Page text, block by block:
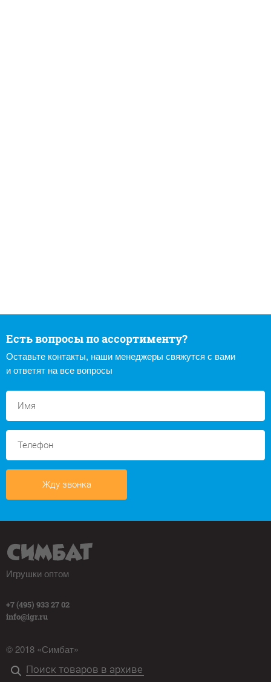
Есть вопросы по ассортименту?
Оставьте контакты, наши менеджеры свяжутся с вами
и ответят на все вопросы
Жду звонка
Игрушки оптом
+7 (495) 933 27 02
info@igr.ru
© 2018 «Симбат»